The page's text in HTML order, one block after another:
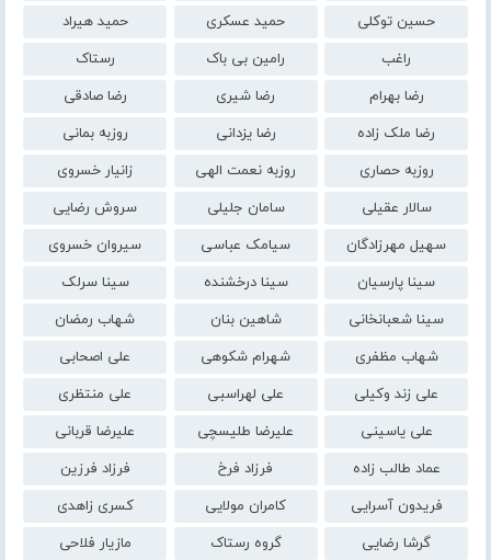
حسین توکلی
حمید عسکری
حمید هیراد
راغب
رامین بی باک
رستاک
رضا بهرام
رضا شیری
رضا صادقی
رضا ملک زاده
رضا یزدانی
روزبه بمانی
روزبه حصاری
روزبه نعمت الهی
زانیار خسروی
سالار عقیلی
سامان جلیلی
سروش رضایی
سهیل مهرزادگان
سیامک عباسی
سیروان خسروی
سینا پارسیان
سینا درخشنده
سینا سرلک
سینا شعبانخانی
شاهین بنان
شهاب رمضان
شهاب مظفری
شهرام شکوهی
علی اصحابی
علی زند وکیلی
علی لهراسبی
علی منتظری
علی یاسینی
علیرضا طلیسچی
علیرضا قربانی
عماد طالب زاده
فرزاد فرخ
فرزاد فرزین
فریدون آسرایی
کامران مولایی
کسری زاهدی
گرشا رضایی
گروه رستاک
مازیار فلاحی